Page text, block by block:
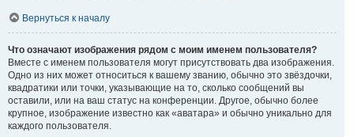
Вернуться к началу
Что означают изображения рядом с моим именем пользователя?
Вместе с именем пользователя могут присутствовать два изображения.
Одно из них может относиться к вашему званию, обычно это звёздочки,
квадратики или точки, указывающие на то, сколько сообщений вы
оставили, или на ваш статус на конференции. Другое, обычно более
крупное, изображение известно как «аватара» и обычно уникально для
каждого пользователя.